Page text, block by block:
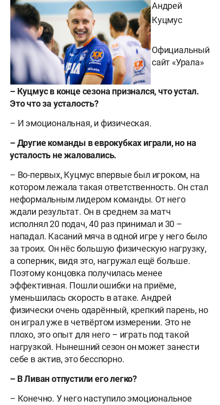
Андрей
Куцмус
Официальный
сайт «Урала»
– Куцмус в конце сезона признался, что устал.
Это что за усталость?
– И эмоциональная, и физическая.
– Другие команды в еврокубках играли, но на
усталость не жаловались.
– Во-первых, Куцмус впервые был игроком, на
котором лежала такая ответственность. Он стал
неформальным лидером команды. От него
ждали результат. Он в среднем за матч
исполнял 20 подач, 40 раз принимал и 30 –
нападал. Касаний мяча в одной игре у него было
за троих. Он нёс большую физическую нагрузку,
а соперник, видя это, нагружал ещё больше.
Поэтому концовка получилась менее
эффективная. Пошли ошибки на приёме,
уменьшилась скорость в атаке. Андрей
физически очень одарённый, крепкий парень, но
он играл уже в четвёртом измерении. Это не
плохо, это опыт для него – играть под такой
нагрузкой. Нынешний сезон он может занести
себе в актив, это бесспорно.
– В Ливан отпустили его легко?
– Конечно. У него наступило эмоциональное